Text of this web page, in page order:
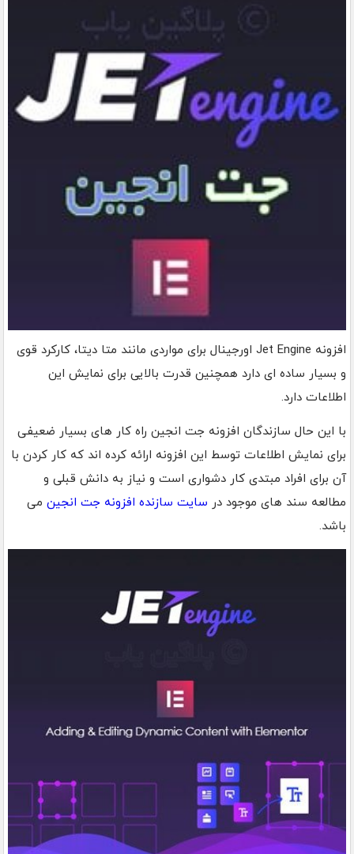
افزونه Jet Engine اورجینال برای مواردی مانند متا دیتا، کارکرد قوی
و بسیار ساده ای دارد همچنین قدرت بالایی برای نمایش این
اطلاعات دارد.
با این حال سازندگان افزونه جت انجین راه کار های بسیار ضعیفی
برای نمایش اطلاعات توسط این افزونه ارائه کرده اند که کار کردن با
آن برای افراد مبتدی کار دشواری است و نیاز به دانش قبلی و
مطالعه سند های موجود در سایت سازنده افزونه جت انجین می
باشد.